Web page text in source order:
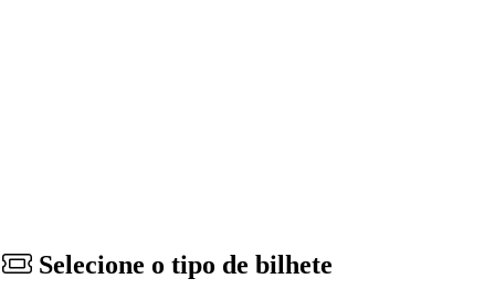
Selecione o tipo de bilhete